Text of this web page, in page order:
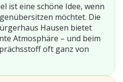
ist eine schöne Idee, wenn
möchtet. Die
Hausen bietet
Atmosphäre – und beim
oft ganz von